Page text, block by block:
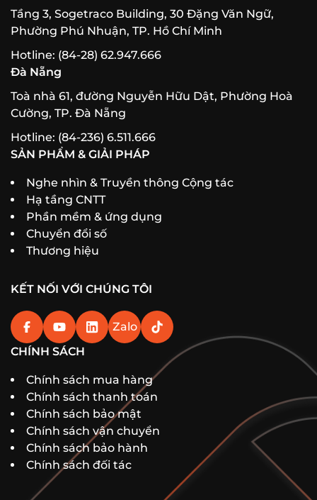
Tầng 3, Sogetraco Building, 30 Đặng Văn Ngữ,
Phường Phú Nhuận, TP. Hồ Chí Minh
Hotline: (84-28) 62.947.666
Đà Nẵng
Toà nhà 61, đường Nguyễn Hữu Dật, Phường Hoà
Cường, TP. Đà Nẵng
Hotline: (84-236) 6.511.666
SẢN PHẨM & GIẢI PHÁP
Nghe nhìn & Truyền thông Cộng tác
Hạ tầng CNTT
Phần mềm & ứng dụng
Chuyển đổi số
Thương hiệu
KẾT NỐI VỚI CHÚNG TÔI
Zalo
CHÍNH SÁCH
Chính sách mua hàng
Chính sách thanh toán
Chính sách bảo mật
Chính sách vận chuyển
Chính sách bảo hành
Chính sách đối tác